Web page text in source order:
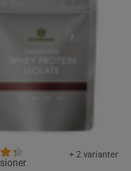
+ 2 varianter